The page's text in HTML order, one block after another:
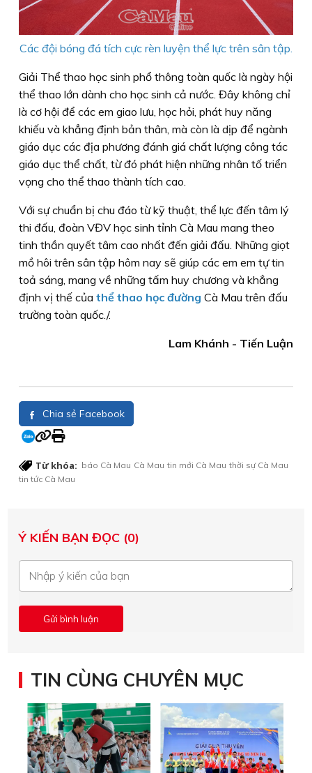
Các đội bóng đá tích cực rèn luyện thể lực trên sân tập.
Giải Thể thao học sinh phổ thông toàn quốc là ngày hội
thể thao lớn dành cho học sinh cả nước. Đây không chỉ
là cơ hội để các em giao lưu, học hỏi, phát huy năng
khiếu và khẳng định bản thân, mà còn là dịp để ngành
giáo dục các địa phương đánh giá chất lượng công tác
giáo dục thể chất, từ đó phát hiện những nhân tố triển
vọng cho thể thao thành tích cao.
Với sự chuẩn bị chu đáo từ kỹ thuật, thể lực đến tâm lý
thi đấu, đoàn VĐV học sinh tỉnh Cà Mau mang theo
tinh thần quyết tâm cao nhất đến giải đấu. Những giọt
mồ hôi trên sân tập hôm nay sẽ giúp các em em tự tin
toả sáng, mang về những tấm huy chương và khẳng
định vị thế của thể thao học đường Cà Mau trên đấu
trường toàn quốc./.
Lam Khánh - Tiến Luận
Chia sẻ Facebook
Từ khóa: báo Cà Mau Cà Mau tin mới Cà Mau thời sự Cà Mau
tin tức Cà Mau
Ý KIẾN BẠN ĐỌC (0)
TIN CÙNG CHUYÊN MỤC